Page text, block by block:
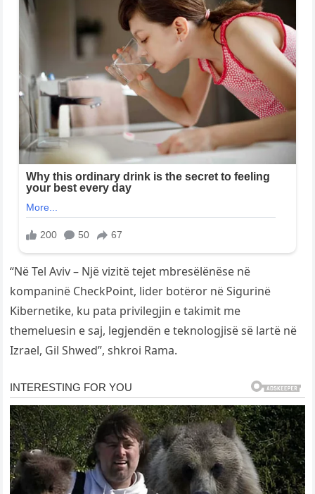
“Në Tel Aviv – Një vizitë tejet mbresëlënëse në
kompaninë CheckPoint, lider botëror në Sigurinë
Kibernetike, ku pata privilegjin e takimit me
themeluesin e saj, legjendën e teknologjisë së lartë në
Izrael, Gil Shwed”, shkroi Rama.